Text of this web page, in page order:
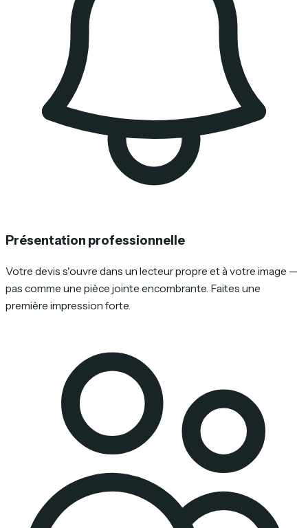
Présentation professionnelle
Votre devis s'ouvre dans un lecteur propre et à votre image —
pas comme une pièce jointe encombrante. Faites une
première impression forte.